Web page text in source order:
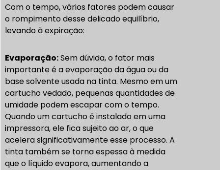
Com o tempo, vários fatores podem causar
o rompimento desse delicado equilíbrio,
levando à expiração:
Evaporação:Sem dúvida, o fator mais
importante é a evaporação da água ou da
base solvente usada na tinta. Mesmo em um
cartucho vedado, pequenas quantidades de
umidade podem escapar com o tempo.
Quando um cartucho é instalado em uma
impressora, ele fica sujeito ao ar, o que
acelera significativamente esse processo. A
tinta também se torna espessa à medida
que o líquido evapora, aumentando a